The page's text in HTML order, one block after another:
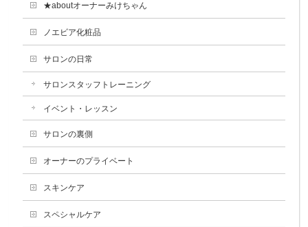
★aboutオーナーみけちゃん
ノエビア化粧品
サロンの日常
サロンスタッフトレーニング
イベント・レッスン
サロンの裏側
オーナーのプライベート
スキンケア
スペシャルケア